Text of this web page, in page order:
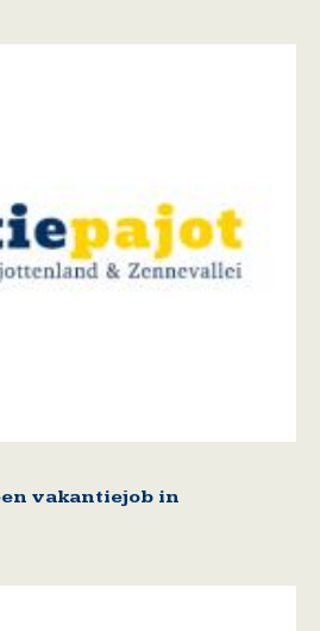
vakantiejob in